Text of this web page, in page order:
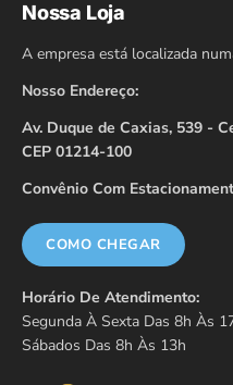
Nossa Loja
A empresa está localizada
Nosso Endereço:
Av. Duque de Caxias, 539 -
CEP 01214-100
Convênio Com
COMO CHEGAR
Horário De Atendimento:
Segunda À Sexta Das 8h Às
Sábados Das 8h Às 13h